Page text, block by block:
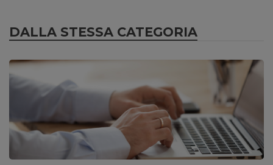
DALLA STESSA CATEGORIA